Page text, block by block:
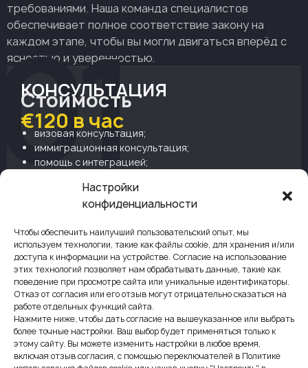
Настройки
конфиденциальности
Чтобы обеспечить наилучший пользовательский опыт, мы
используем технологии, такие как файлы cookie, для хранения и/или
доступа к информации на устройстве. Согласие на использование
этих технологий позволяет нам обрабатывать данные, такие как
поведение при просмотре сайта или уникальные идентификаторы.
Отказ от согласия или его отзыв могут отрицательно сказаться на
работе отдельных функций сайта.
Нажмите ниже, чтобы дать согласие на вышеуказанное или выбрать
более точные настройки. Ваш выбор будет применяться только к
этому сайту. Вы можете изменить настройки в любое время,
включая отзыв согласия, с помощью переключателей в Политике
требованиями. Наша команда специалистов
обеспечивает полное соответствие закону на
каждом этапе, чтобы вы могли двигаться вперёд с
ясностью и уверенностью.
КОНСУЛЬТАЦИЯ
Стоимость
€120 в час
визовая консультация;
иммиграционная консультация;
помощь с интеграцией;
ситуациях;
постоянное сопровождение во время вашего
ЗАКАЗАТЬ